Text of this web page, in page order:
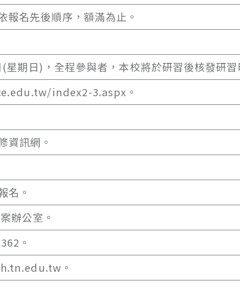
名先後順序，額滿為止。
期日)，全程參與者，本校將於研習後核發研
index2-3.aspx。
資訊網。
名。
辦公室。
。
。